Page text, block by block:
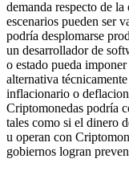
demanda respecto de
escenarios pueden ser
podría desplomarse
un desarrollador de
o estado pueda
alternativa
inflacionario o
Criptomonedas podría
tales como si el dinero
u operan con
gobiernos logran